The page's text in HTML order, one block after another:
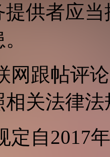
提供者应
网跟帖评
关法律
定自2017